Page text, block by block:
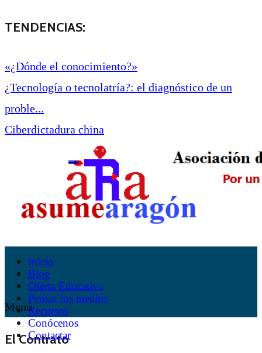
TENDENCIAS:
«¿Dónde el conocimiento?»
¿Tecnología o tecnolatría?: el diagnóstico de un
proble...
Ciberdictadura china
Inicio
Blog
Oferta Educativa
Pensar los medios
Recursos
Conócenos
Contactar
Menú
El Contrato